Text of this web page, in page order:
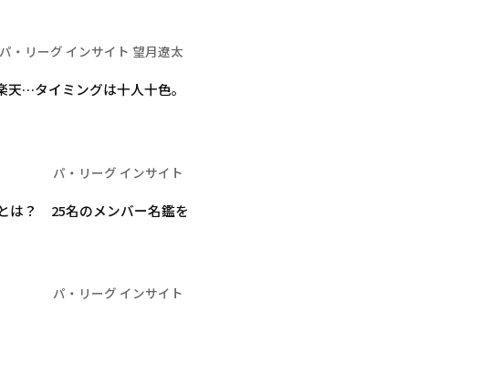
パ・リーグ インサイト 望月遼太
…タイミングは十人十色。
パ・リーグ インサイト
は？ 25名のメンバー名鑑を
パ・リーグ インサイト